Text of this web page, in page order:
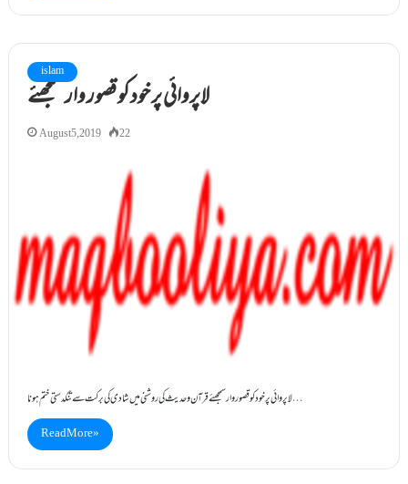
islam
لاپروائی پر خود کو قصور وار سمجھئے
August 5, 2019 22
لاپروائی پر خود کو قصور وار سمجھئے قرآن و حدیث کی روشنی میں شادی کی برکت سے تنگدستی ختم ہونا…
Read More »